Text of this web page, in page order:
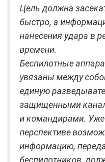
Цель должна
быстро, а
нанесения удара в
времени.
Беспилотные
увязаны между
единую
защищенными
и командирами.
перспективе
информацию,
беспилотников,